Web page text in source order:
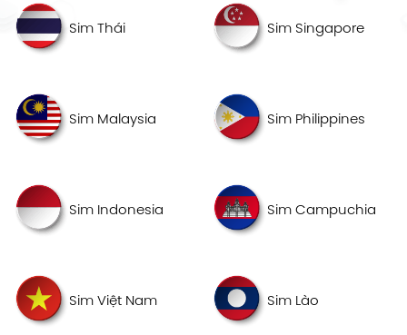
Sim Thái Sim Singapore
Sim Malaysia Sim Philippines
Sim Indonesia Sim Campuchia
Sim Việt Nam Sim Lào